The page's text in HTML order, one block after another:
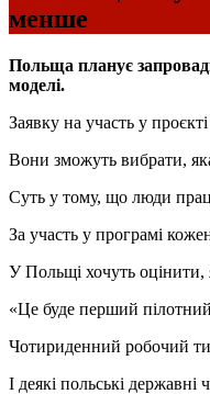
менше
Польща планує
моделі.
Заявку на участь у
Вони зможуть вибрати,
Суть у тому, що люди
За участь у програмі
У Польщі хочуть оцінити,
«Це буде перший
Чотириденний робочий
І деякі польські